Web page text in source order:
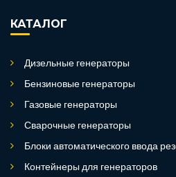
КАТАЛОГ
Дизельные генераторы
Бензиновые генераторы
Газовые генераторы
Сварочные генераторы
Блоки автоматического ввода
Контейнеры для генераторов